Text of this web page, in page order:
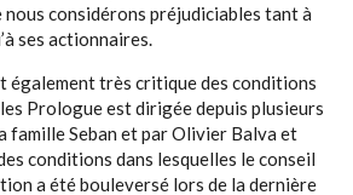
nous considérons préjudiciables tant à
ses actionnaires.
également très critique des conditions
Prologue est dirigée depuis plusieurs
famille Seban et par Olivier Balva et
conditions dans lesquelles le conseil
a été bouleversé lors de la dernière